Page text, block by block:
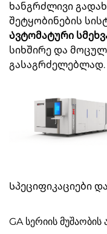
ხანგრძლივი
შეტყობინების
Ავტომატური
სიხშირე და
გასაგრძელებლად.
Სპეციფიკაციები
GA სერიის